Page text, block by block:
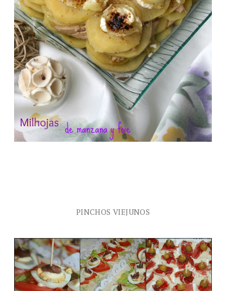
PINCHOS VIEJUNOS